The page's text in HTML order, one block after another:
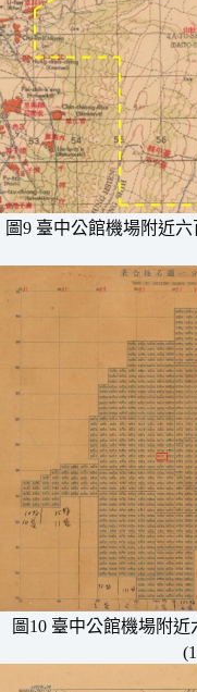
圖9 臺中公館機場附近
圖10 臺中公館機場附